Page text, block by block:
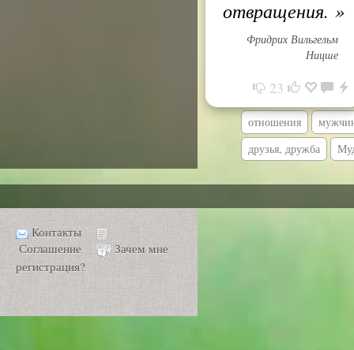
отвращения. »
Фридрих Вильгельм
Ницше
23
отношения
друзья, дружба
Контакты
Соглашение
Зачем мне
регистрация?